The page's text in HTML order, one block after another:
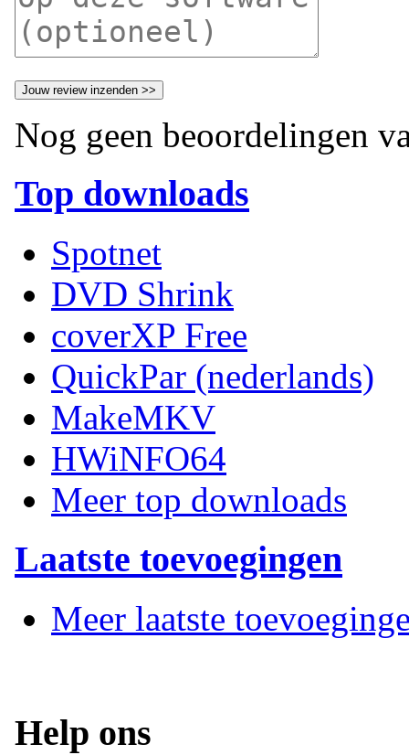
Nog geen beoordelingen
Top downloads
Spotnet
DVD Shrink
coverXP Free
QuickPar (nederlands)
MakeMKV
HWiNFO64
Meer top downloads
Laatste toevoegingen
Meer laatste
Help ons